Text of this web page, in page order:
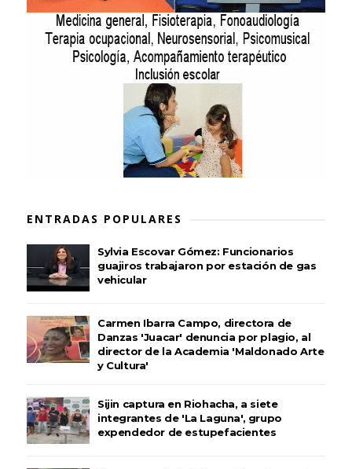
ENTRADAS POPULARES
Sylvia Escovar Gómez: Funcionarios
guajiros trabajaron por estación de gas
vehicular
Carmen Ibarra Campo, directora de
Danzas 'Juacar' denuncia por plagio, al
director de la Academia 'Maldonado Arte
y Cultura'
Sijin captura en Riohacha, a siete
integrantes de 'La Laguna', grupo
expendedor de estupefacientes